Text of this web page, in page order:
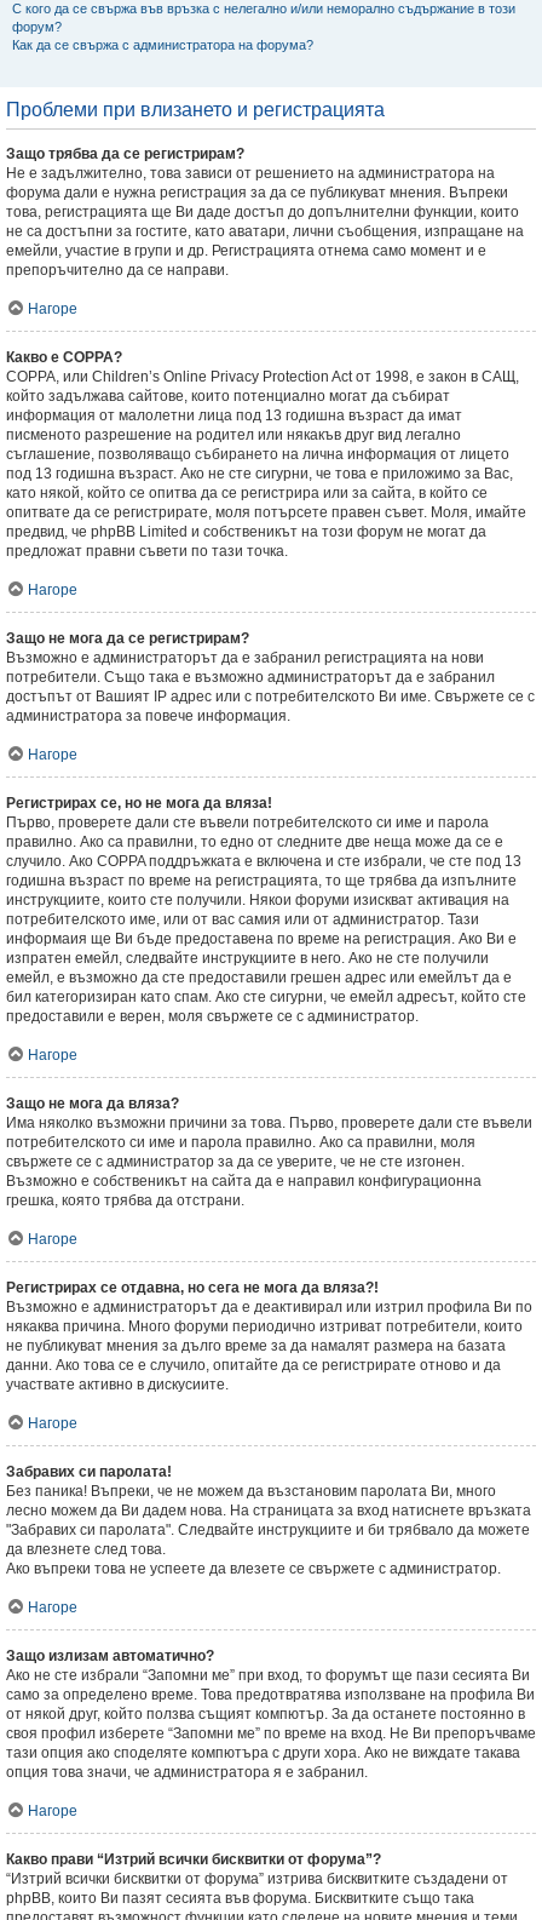
С кого да се свържа във връзка с нелегално и/или неморално съдържание в този
форум?
Как да се свържа с администратора на форума?
Проблеми при влизането и регистрацията
Защо трябва да се регистрирам?
Не е задължително, това зависи от решението на администратора на
форума дали е нужна регистрация за да се публикуват мнения. Въпреки
това, регистрацията ще Ви даде достъп до допълнителни функции, които
не са достъпни за гостите, като аватари, лични съобщения, изпращане на
емейли, участие в групи и др. Регистрацията отнема само момент и е
препоръчително да се направи.
Нагоре
Какво е COPPA?
COPPA, или Children’s Online Privacy Protection Act от 1998, е закон в САЩ,
който задължава сайтове, които потенциално могат да събират
информация от малолетни лица под 13 годишна възраст да имат
писменото разрешение на родител или някакъв друг вид легално
съглашение, позволяващо събирането на лична информация от лицето
под 13 годишна възраст. Ако не сте сигурни, че това е приложимо за Вас,
като някой, който се опитва да се регистрира или за сайта, в който се
опитвате да се регистрирате, моля потърсете правен съвет. Моля, имайте
предвид, че phpBB Limited и собственикът на този форум не могат да
предложат правни съвети по тази точка.
Нагоре
Защо не мога да се регистрирам?
Възможно е администраторът да е забранил регистрацията на нови
потребители. Също така е възможно администраторът да е забранил
достъпът от Вашият IP адрес или с потребителското Ви име. Свържете се с
администратора за повече информация.
Нагоре
Регистрирах се, но не мога да вляза!
Първо, проверете дали сте въвели потребителското си име и парола
правилно. Ако са правилни, то едно от следните две неща може да се е
случило. Ако COPPA поддръжката е включена и сте избрали, че сте под 13
годишна възраст по време на регистрацията, то ще трябва да изпълните
инструкциите, които сте получили. Някои форуми изискват активация на
потребителското име, или от вас самия или от администратор. Тази
информаия ще Ви бъде предоставена по време на регистрация. Ако Ви е
изпратен емейл, следвайте инструкциите в него. Ако не сте получили
емейл, е възможно да сте предоставили грешен адрес или емейлът да е
бил категоризиран като спам. Ако сте сигурни, че емейл адресът, който сте
предоставили е верен, моля свържете се с администратор.
Нагоре
Защо не мога да вляза?
Има няколко възможни причини за това. Първо, проверете дали сте въвели
потребителското си име и парола правилно. Ако са правилни, моля
свържете се с администратор за да се уверите, че не сте изгонен.
Възможно е собственикът на сайта да е направил конфигурационна
грешка, която трябва да отстрани.
Нагоре
Регистрирах се отдавна, но сега не мога да вляза?!
Възможно е администраторът да е деактивирал или изтрил профила Ви по
някаква причина. Много форуми периодично изтриват потребители, които
не публикуват мнения за дълго време за да намалят размера на базата
данни. Ако това се е случило, опитайте да се регистрирате отново и да
участвате активно в дискусиите.
Нагоре
Забравих си паролата!
Без паника! Въпреки, че не можем да възстановим паролата Ви, много
лесно можем да Ви дадем нова. На страницата за вход натиснете връзката
"Забравих си паролата". Следвайте инструкциите и би трябвало да можете
да влезнете след това.
Ако въпреки това не успеете да влезете се свържете с администратор.
Нагоре
Защо излизам автоматично?
Ако не сте избрали “Запомни ме” при вход, то форумът ще пази сесията Ви
само за определено време. Това предотвратява използване на профила Ви
от някой друг, който ползва същият компютър. За да останете постоянно в
своя профил изберете “Запомни ме” по време на вход. Не Ви препоръчваме
тази опция ако споделяте компютъра с други хора. Ако не виждате такава
опция това значи, че администратора я е забранил.
Нагоре
Какво прави “Изтрий всички бисквитки от форума”?
“Изтрий всички бисквитки от форума” изтрива бисквитките създадени от
phpBB, които Ви пазят сесията във форума. Бисквитките също така